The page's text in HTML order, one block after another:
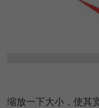
缩放一下大小，使其